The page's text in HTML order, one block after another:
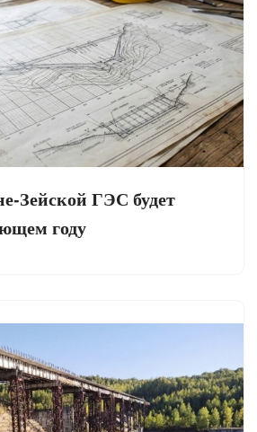
Зейской ГЭС будет
году